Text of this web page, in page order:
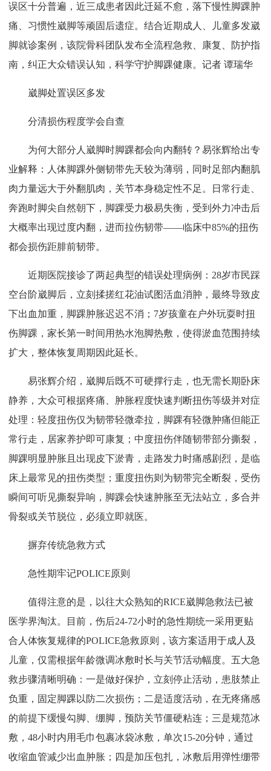
误区十分普遍，近三成患者因此迁延不愈，落下慢性脚踝肿
痛、习惯性崴脚等顽固后遗症。结合近期成人、儿童多发崴
脚就诊案例，该院骨科团队发布全流程急救、康复、防护指
南，纠正大众错误认知，科学守护脚踝健康。记者 谭瑞华
崴脚处置误区多发
分清损伤程度学会自查
为何大部分人崴脚时脚踝都会向内翻转？易张辉给出专
业解释：人体脚踝外侧韧带先天较为薄弱，同时足部内翻肌
肉力量远大于外翻肌肉，关节本身稳定性不足。日常行走、
奔跑时脚尖自然朝下，脚踝受力极易失衡，受到外力冲击后
大概率出现过度内翻，进而拉伤韧带——临床中85%的扭伤
都会损伤距腓前韧带。
近期医院接诊了两起典型的错误处理病例：28岁市民踩
空台阶崴脚后，立刻揉搓红花油试图活血消肿，最终导致皮
下出血加重，脚踝肿胀迟迟不消；7岁孩童在户外玩耍时扭
伤脚踝，家长第一时间用热水泡脚热敷，使得淤血范围持续
扩大，整体恢复周期因此延长。
易张辉介绍，崴脚后既不可硬撑行走，也无需长期卧床
静养，大众可根据疼痛、肿胀程度快速判断扭伤等级并对症
处理：轻度扭伤仅为韧带轻微牵拉，脚踝有轻微肿痛但能正
常行走，居家养护即可康复；中度扭伤伴随韧带部分撕裂，
脚踝明显肿胀且出现皮下淤青，走路发力时痛感剧烈，是临
床上最常见的扭伤类型；重度扭伤则为韧带完全断裂，受伤
瞬间可听见撕裂异响，脚踝会快速肿胀至无法站立，多合并
骨裂或关节脱位，必须立即就医。
摒弃传统急救方式
急性期牢记POLICE原则
值得注意的是，以往大众熟知的RICE崴脚急救法已被
医学界淘汰。目前，伤后24-72小时的急性期统一采用更贴
合人体恢复规律的POLICE急救原则，该方案适用于成人及
儿童，仅需根据年龄微调冰敷时长与关节活动幅度。五大急
救步骤清晰明确：一是做好保护，立刻停止活动，患肢禁止
负重，固定脚踝以防二次损伤；二是适度活动，在无疼痛感
的前提下缓慢勾脚、绷脚，预防关节僵硬粘连；三是规范冰
敷，48小时内用毛巾包裹冰袋冰敷，单次15-20分钟，通过
收缩血管减少出血肿胀；四是加压包扎，冰敷后用弹性绷带